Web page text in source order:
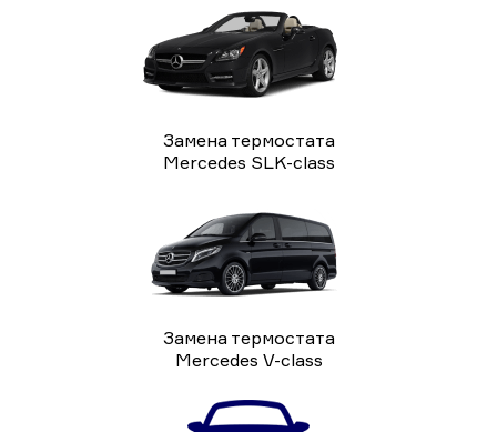
Замена термостата
Mercedes SLK-class
Замена термостата
Mercedes V-class